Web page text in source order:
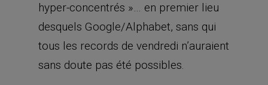
hyper-concentrés »… en premier lieu
desquels Google/Alphabet, sans qui
tous les records de vendredi n’auraient
sans doute pas été possibles.